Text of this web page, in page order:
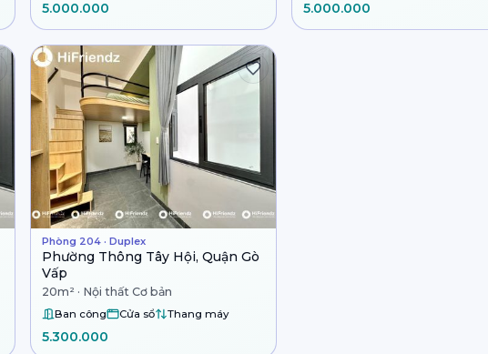
5.000.000 5.000.000
Phòng 204 · Duplex
Phường Thông Tây Hội, Quận Gò
Vấp
20m² · Nội thất Cơ bản
Ban công Cửa sổ Thang máy
5.300.000